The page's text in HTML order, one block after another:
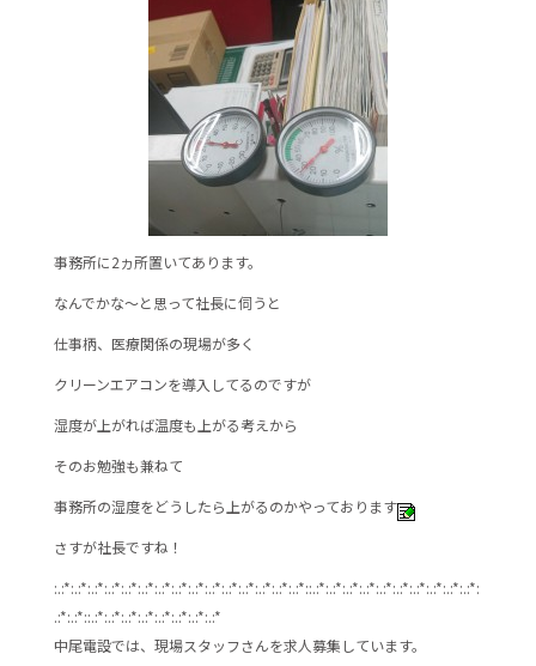
事務所に2ヵ所置いてあります。
なんでかな～と思って社長に伺うと
仕事柄、医療関係の現場が多く
クリーンエアコンを導入してるのですが
湿度が上がれば温度も上がる考えから
そのお勉強も兼ねて
事務所の湿度をどうしたら上がるのかやっております
さすが社長ですね！
:.:*:.:*:.:*:.:*:.:*:.:*:.:*:.:*:.:*:.:*:.:*:.:*:.:*:.:*:.:*::.:*:.:*:.:*:.:*:.:*:.:*:.:*:.:*:.:*:.:*:
.:*:.:*::.:*:.:*:.:*:.:*:.:*:.:*:.:*:.:*
中尾電設では、現場スタッフさんを求人募集しています。